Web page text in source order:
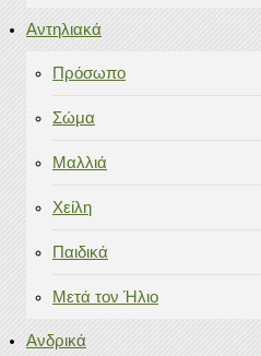
Αντηλιακά
Πρόσωπο
Σώμα
Μαλλιά
Χείλη
Παιδικά
Μετά τον Ήλιο
Ανδρικά